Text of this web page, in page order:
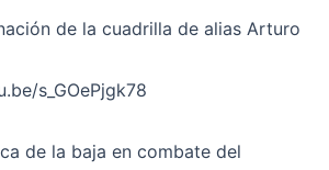
de la cuadrilla de alias Arturo
s_GOePjgk78
de la baja en combate del